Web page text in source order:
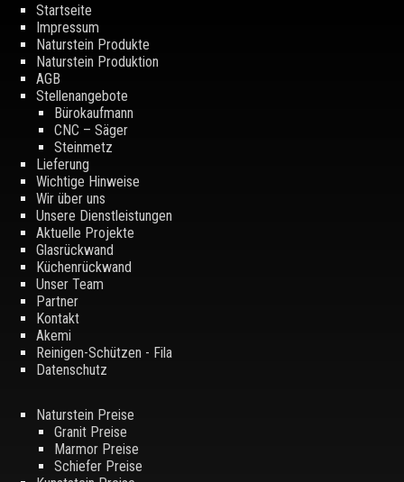
Startseite
Impressum
Naturstein Produkte
Naturstein Produktion
AGB
Stellenangebote
Bürokaufmann
CNC – Säger
Steinmetz
Lieferung
Wichtige Hinweise
Wir über uns
Unsere Dienstleistungen
Aktuelle Projekte
Glasrückwand
Küchenrückwand
Unser Team
Partner
Kontakt
Akemi
Reinigen-Schützen - Fila
Datenschutz
Naturstein Preise
Granit Preise
Marmor Preise
Schiefer Preise